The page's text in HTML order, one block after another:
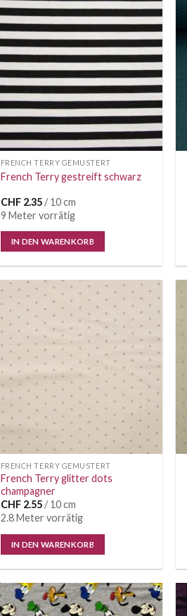
Auf die
Wunschliste
FRENCH TERRY GEMUSTERT
French Terry gestreift schwarz
CHF2.35/ 10 cm
9 Meter vorrätig
IN DEN WARENKORB
Auf die
Wunschliste
FRENCH TERRY GEMUSTERT
French Terry glitter dots
champagner
CHF2.55/ 10 cm
2.8 Meter vorrätig
IN DEN WARENKORB